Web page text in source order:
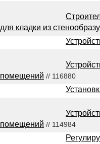
для кладки из
помещений // 116880
помещений // 114984